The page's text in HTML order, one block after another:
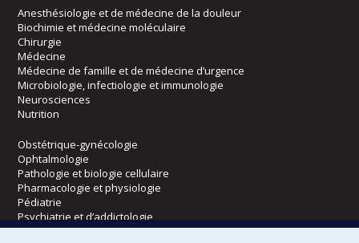
Anesthésiologie et de médecine de la douleur
Biochimie et médecine moléculaire
Chirurgie
Médecine
Médecine de famille et de médecine d’urgence
Microbiologie, infectiologie et immunologie
Neurosciences
Nutrition
Obstétrique-gynécologie
Ophtalmologie
Pathologie et biologie cellulaire
Pharmacologie et physiologie
Pédiatrie
Psychiatrie et d’addictologie
Radiologie, radio-oncologie et médecine nucléaire